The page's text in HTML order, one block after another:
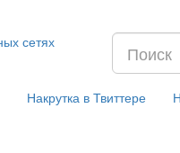
Накрутка в Твиттере